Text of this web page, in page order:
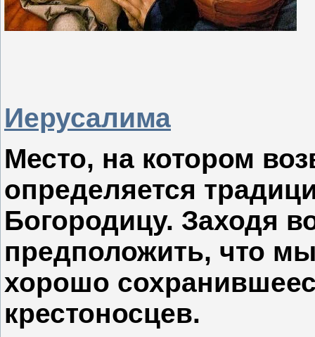
Иерусалима
Место, на котором
определяется
Богородицу. Заходя
предположить, что
хорошо
крестоносцев.